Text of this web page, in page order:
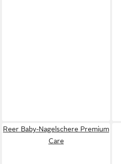
Reer Baby-Nagelschere Premium
Care